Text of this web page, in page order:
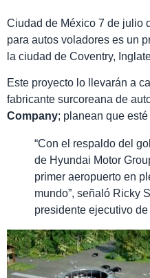
Ciudad de México 7 de julio
para autos voladores es un
la ciudad de Coventry,
Este proyecto lo llevarán a
fabricante surcoreana de
Company; planean que
“Con el respaldo del
de Hyundai Motor
primer aeropuerto en
mundo”, señaló Ricky
presidente ejecutivo